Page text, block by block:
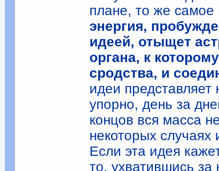
плане, то же самое
энергия,
идеей, отыщет
органа, к
сродства, и
идеи
упорно, день за
концов вся масса
некоторых случаях
Если эта идея
то, ухватившись за